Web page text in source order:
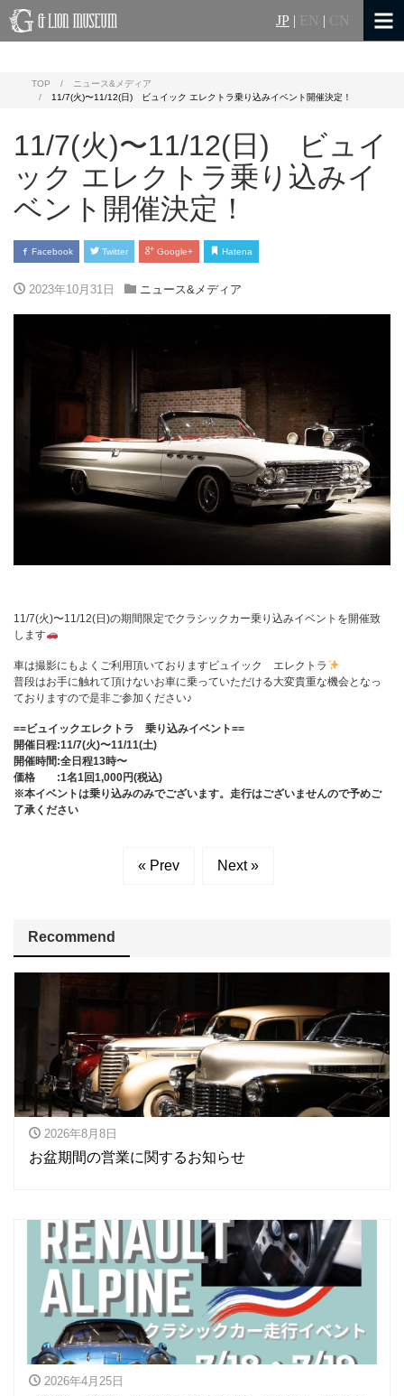
JP | EN | CN
TOP
ニュース&メディア
11/7(火)〜11/12(日) ビュイック エレクトラ乗り込みイベント開催決定！
11/7(火)〜11/12(日) ビュイ
ック エレクトラ乗り込みイ
ベント開催決定！
Facebook Twitter Google+ Hatena
2023年10月31日 ニュース&メディア
11/7(火)〜11/12(日)の期間限定でクラシックカー乗り込みイベントを開催致
します
車は撮影にもよくご利用頂いておりますビュイック エレクトラ
普段はお手に触れて頂けないお車に乗っていただける大変貴重な機会となっ
ておりますので是非ご参加ください♪
==ビュイックエレクトラ 乗り込みイベント==
開催日程:11/7(火)〜11/11(土)
開催時間:全日程13時〜
価格 :1名1回1,000円(税込)
※本イベントは乗り込みのみでございます。走行はございませんので予めご
了承ください
« Prev Next »
Recommend
2026年8月8日
お盆期間の営業に関するお知らせ
2026年4月25日